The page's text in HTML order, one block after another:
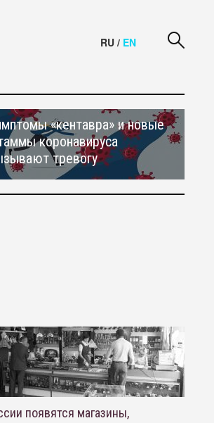
RU / EN
«кентавра» и новые
коронавируса
тревогу
появятся магазины,